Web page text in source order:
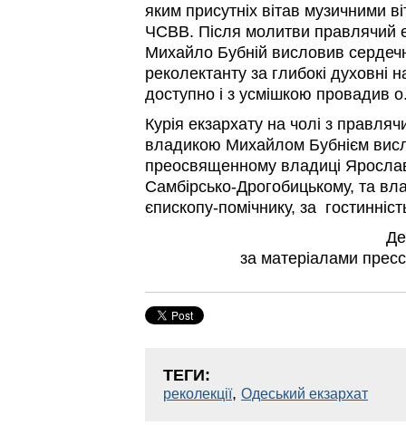
яким присутніх вітав музичними
ЧСВВ. Після молитви правлячий
Михайло Бубній висловив
реколектанту за глибокі духовні
доступно і з усмішкою провадив
Курія екзархату на чолі з
владикою Михайлом Бубнієм
преосвященному владиці
Самбірсько-Дрогобицькому, та
єпископу-помічнику, за
за матеріалами
ТЕГИ:
реколекції, Одеський екзархат